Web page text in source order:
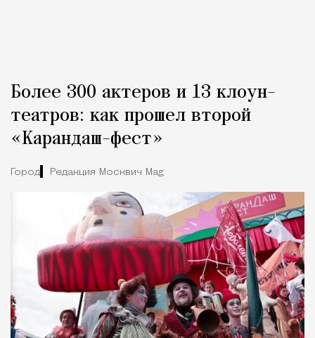
Более 300 актеров и 13 клоун-
театров: как прошел второй
«Карандаш-фест»
Город Редакция Москвич Mag